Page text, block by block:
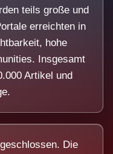
teils große und
erreichten in
hohe
Insgesamt
Artikel und
Die